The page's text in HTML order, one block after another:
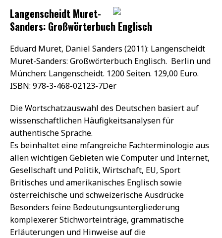
Langenscheidt Muret-
Sanders: Großwörterbuch Englisch
Eduard Muret, Daniel Sanders (2011): Langenscheidt
Muret-Sanders: Großwörterbuch Englisch. Berlin und
München: Langenscheidt. 1200 Seiten. 129,00 Euro.
ISBN: 978-3-468-02123-7Der
Die Wortschatzauswahl des Deutschen basiert auf
wissenschaftlichen Häufigkeitsanalysen für
authentische Sprache.
Es beinhaltet eine mfangreiche Fachterminologie aus
allen wichtigen Gebieten wie Computer und Internet,
Gesellschaft und Politik, Wirtschaft, EU, Sport
Britisches und amerikanisches Englisch sowie
österreichische und schweizerische Ausdrücke
Besonders feine Bedeutungsuntergliederung
komplexerer Stichworteinträge, grammatische
Erläuterungen und Hinweise auf die